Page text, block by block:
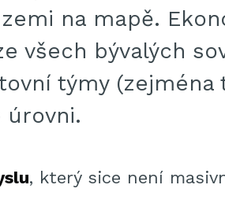
na mapě.
všech bývalých
týmy (zejména
úrovni.
, který sice není